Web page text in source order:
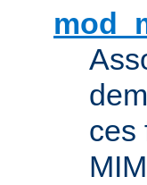
ces